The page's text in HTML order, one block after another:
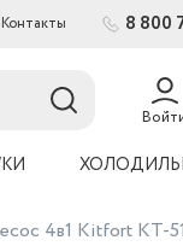
Контакты 8 800
4в1 Kitfort КТ-